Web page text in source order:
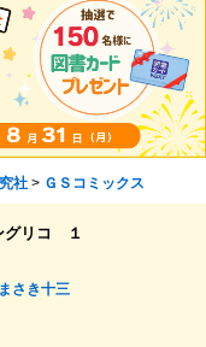
社> ＧＳコミックス
グリコ １
さき十三